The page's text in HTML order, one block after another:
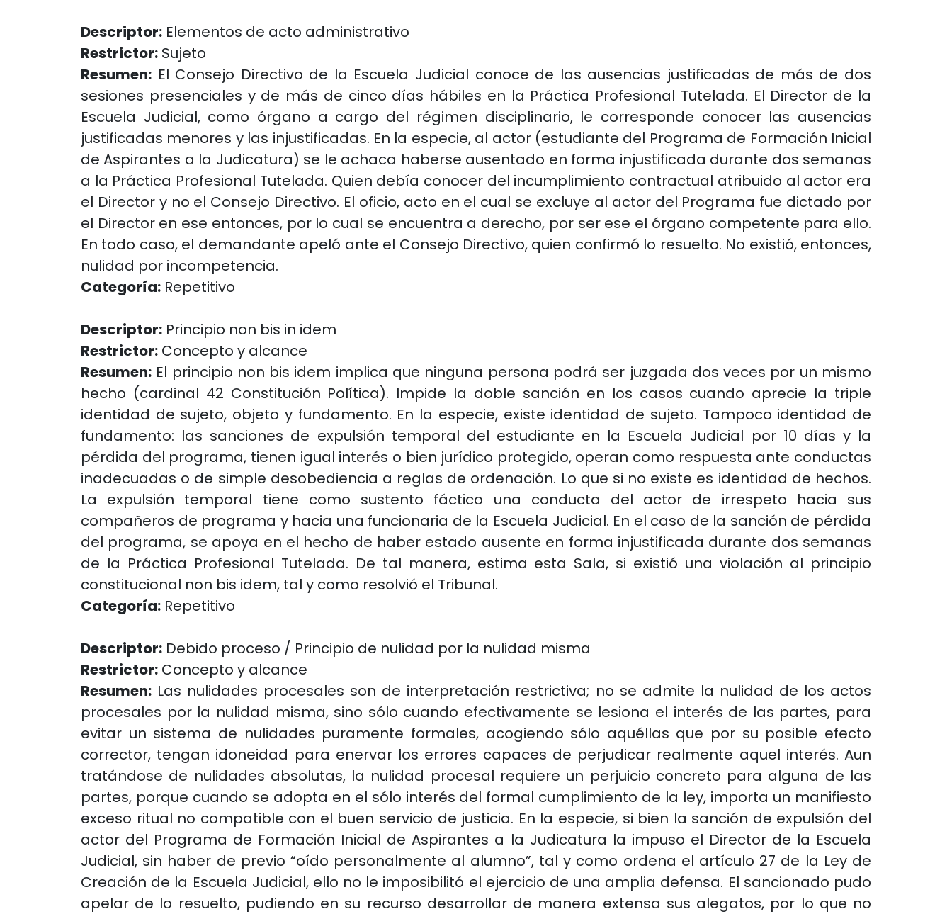
Descriptor: Elementos de acto administrativo
Restrictor: Sujeto
Resumen: El Consejo Directivo de la Escuela Judicial conoce de las ausencias justificadas de más de dos
sesiones presenciales y de más de cinco días hábiles en la Práctica Profesional Tutelada. El Director de la
Escuela Judicial, como órgano a cargo del régimen disciplinario, le corresponde conocer las ausencias
justificadas menores y las injustificadas. En la especie, al actor (estudiante del Programa de Formación Inicial
de Aspirantes a la Judicatura) se le achaca haberse ausentado en forma injustificada durante dos semanas
a la Práctica Profesional Tutelada. Quien debía conocer del incumplimiento contractual atribuido al actor era
el Director y no el Consejo Directivo. El oficio, acto en el cual se excluye al actor del Programa fue dictado por
el Director en ese entonces, por lo cual se encuentra a derecho, por ser ese el órgano competente para ello.
En todo caso, el demandante apeló ante el Consejo Directivo, quien confirmó lo resuelto. No existió, entonces,
nulidad por incompetencia.
Categoría: Repetitivo
Descriptor: Principio non bis in idem
Restrictor: Concepto y alcance
Resumen: El principio non bis idem implica que ninguna persona podrá ser juzgada dos veces por un mismo
hecho (cardinal 42 Constitución Política). Impide la doble sanción en los casos cuando aprecie la triple
identidad de sujeto, objeto y fundamento. En la especie, existe identidad de sujeto. Tampoco identidad de
fundamento: las sanciones de expulsión temporal del estudiante en la Escuela Judicial por 10 días y la
pérdida del programa, tienen igual interés o bien jurídico protegido, operan como respuesta ante conductas
inadecuadas o de simple desobediencia a reglas de ordenación. Lo que si no existe es identidad de hechos.
La expulsión temporal tiene como sustento fáctico una conducta del actor de irrespeto hacia sus
compañeros de programa y hacia una funcionaria de la Escuela Judicial. En el caso de la sanción de pérdida
del programa, se apoya en el hecho de haber estado ausente en forma injustificada durante dos semanas
de la Práctica Profesional Tutelada. De tal manera, estima esta Sala, si existió una violación al principio
constitucional non bis idem, tal y como resolvió el Tribunal.
Categoría: Repetitivo
Descriptor: Debido proceso / Principio de nulidad por la nulidad misma
Restrictor: Concepto y alcance
Resumen: Las nulidades procesales son de interpretación restrictiva; no se admite la nulidad de los actos
procesales por la nulidad misma, sino sólo cuando efectivamente se lesiona el interés de las partes, para
evitar un sistema de nulidades puramente formales, acogiendo sólo aquéllas que por su posible efecto
corrector, tengan idoneidad para enervar los errores capaces de perjudicar realmente aquel interés. Aun
tratándose de nulidades absolutas, la nulidad procesal requiere un perjuicio concreto para alguna de las
partes, porque cuando se adopta en el sólo interés del formal cumplimiento de la ley, importa un manifiesto
exceso ritual no compatible con el buen servicio de justicia. En la especie, si bien la sanción de expulsión del
actor del Programa de Formación Inicial de Aspirantes a la Judicatura la impuso el Director de la Escuela
Judicial, sin haber de previo “oído personalmente al alumno”, tal y como ordena el artículo 27 de la Ley de
Creación de la Escuela Judicial, ello no le imposibilitó el ejercicio de una amplia defensa. El sancionado pudo
apelar de lo resuelto, pudiendo en su recurso desarrollar de manera extensa sus alegatos, por lo que no